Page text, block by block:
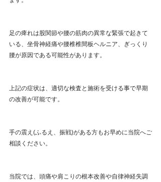
足の痺れは股関節や腰の筋肉の異常な緊張で起きて
いる、坐骨神経痛や腰椎椎間板ヘルニア、ぎっくり
腰が原因である可能性があります。
上記の症状は、適切な検査と施術を受ける事で早期
の改善が可能です。
手の震え(ふるえ、振戦)がある方もお早めに当院へご
相談ください。
当院では、頭痛や肩こりの根本改善や自律神経失調